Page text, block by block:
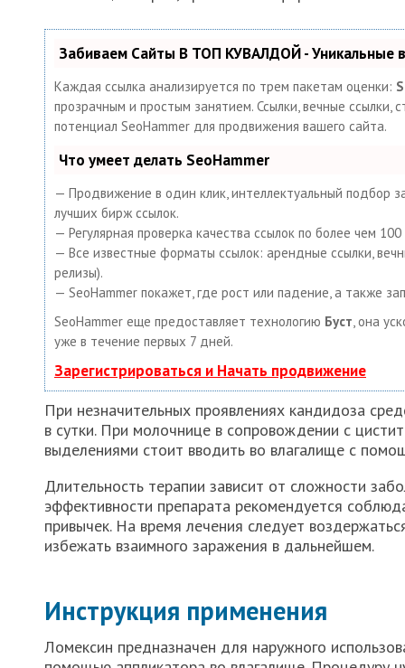
Забиваем Сайты В ТОП КУВАЛДОЙ - Уникальные
Каждая ссылка анализируется по трем пакетам оценки:
прозрачным и простым занятием. Ссылки, вечные ссылки,
потенциал SeoHammer для продвижения вашего сайта.
Что умеет делать SeoHammer
— Продвижение в один клик, интеллектуальный подбор
лучших бирж ссылок.
— Регулярная проверка качества ссылок по более чем
— Все известные форматы ссылок: арендные ссылки,
релизы).
— SeoHammer покажет, где рост или падение, а также
SeoHammer еще предоставляет технологию Буст , она
уже в течение первых 7 дней.
Зарегистрироваться и Начать продвижение
При незначительных проявлениях кандидоза
в сутки. При молочнице в сопровождении с
выделениями стоит вводить во влагалище с
Длительность терапии зависит от сложности
эффективности препарата рекомендуется
привычек. На время лечения следует
избежать взаимного заражения в дальнейшем.
Инструкция применения
Ломексин предназначен для наружного